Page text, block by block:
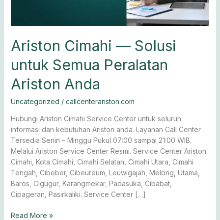
Ariston Cimahi — Solusi
untuk Semua Peralatan
Ariston Anda
Uncategorized / callcenterariston.com
Hubungi Ariston Cimahi Service Center untuk seluruh
informasi dan kebutuhan Ariston anda. Layanan Call Center
Tersedia Senin – Minggu Pukul 07:00 sampai 21:00 WIB.
Melalui Ariston Service Center Resmi. Service Center Ariston
Cimahi, Kota Cimahi, Cimahi Selatan, Cimahi Utara, Cimahi
Tengah, Cibeber, Cibeureum, Leuwigajah, Melong, Utama,
Baros, Cigugur, Karangmekar, Padasuka, Cibabat,
Cipageran, Pasirkaliki. Service Center […]
Read More »